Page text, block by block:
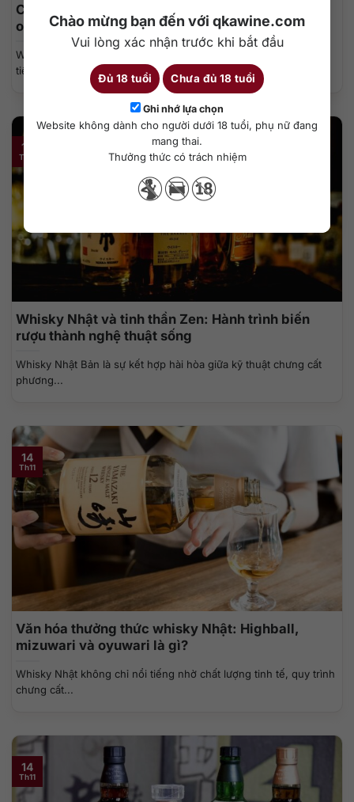
Chào mừng bạn đến với qkawine.com
Vui lòng xác nhận trước khi bắt đầu
Đủ 18 tuổi Chưa đủ 18 tuổi
Ghi nhớ lựa chọn
Website không dành cho người dưới 18 tuổi, phụ nữ đang
mang thai.
Thưởng thức có trách nhiệm
Cấu trúc hương vị whisky Nhật: Từ trái cây, mật
ong đến khói nhẹ
Whisky Nhật được yêu mến trên toàn thế giới không chỉ vì danh
tiếng của...
Whisky Nhật và tinh thần Zen: Hành trình biến
rượu thành nghệ thuật sống
Whisky Nhật Bản là sự kết hợp hài hòa giữa kỹ thuật chưng cất
phương...
14
Th11
Văn hóa thưởng thức whisky Nhật: Highball,
mizuwari và oyuwari là gì?
Whisky Nhật không chỉ nổi tiếng nhờ chất lượng tinh tế, quy trình
chưng cất...
14
Th11
14
Th11